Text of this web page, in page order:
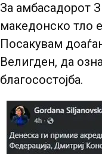
За амбасадорот
македонско тло
Посакувам
Велигден, да
благосостојба.